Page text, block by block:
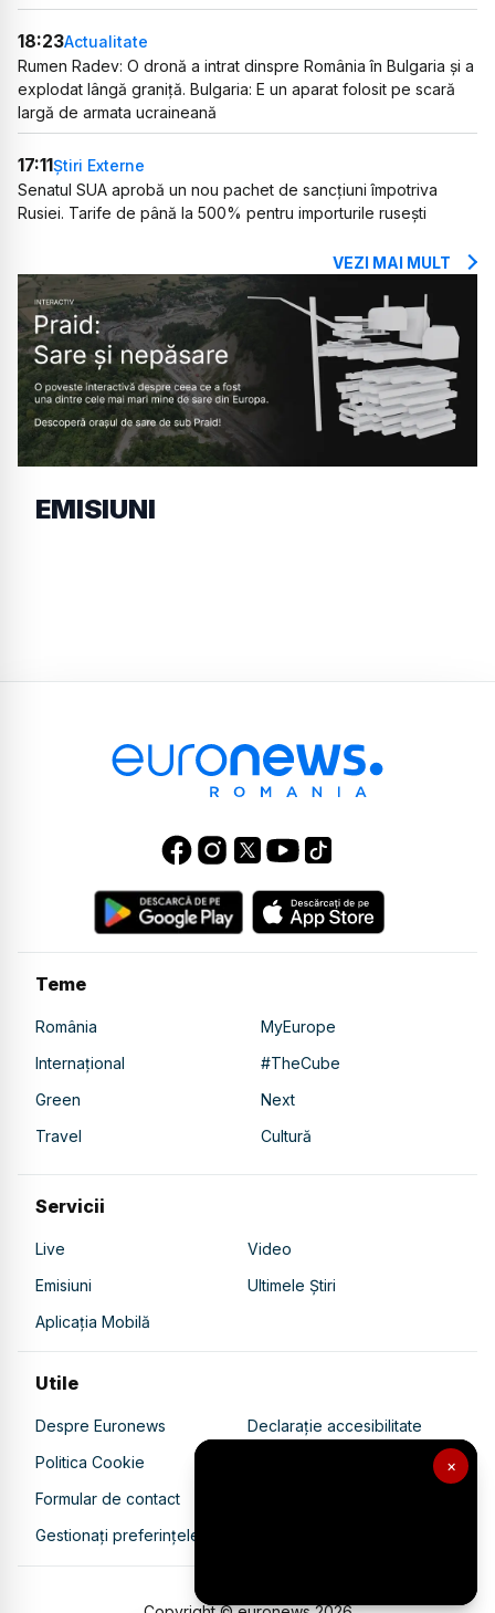
×
18:23Actualitate
Rumen Radev: O dronă a intrat dinspre România în Bulgaria și a
explodat lângă graniță. Bulgaria: E un aparat folosit pe scară
largă de armata ucraineană
17:11Știri Externe
Senatul SUA aprobă un nou pachet de sancțiuni împotriva
Rusiei. Tarife de până la 500% pentru importurile rusești
VEZI MAI MULT
EMISIUNI
Teme
România
MyEurope
Internațional
#TheCube
Green
Next
Travel
Cultură
Servicii
Live
Video
Emisiuni
Ultimele Știri
Aplicația Mobilă
Utile
Despre Euronews
Declarație accesibilitate
Politica Cookie
Politica de confidențialitate
Formular de contact
Gestionați preferințele